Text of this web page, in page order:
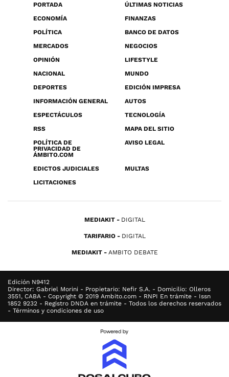
PORTADA
ÚLTIMAS NOTICIAS
ECONOMÍA
FINANZAS
POLÍTICA
BANCO DE DATOS
MERCADOS
NEGOCIOS
OPINIÓN
LIFESTYLE
NACIONAL
MUNDO
DEPORTES
EDICIÓN IMPRESA
INFORMACIÓN GENERAL
AUTOS
ESPECTÁCULOS
TECNOLOGÍA
RSS
MAPA DEL SITIO
POLÍTICA DE
PRIVACIDAD DE
ÁMBITO.COM
AVISO LEGAL
EDICTOS JUDICIALES
MULTAS
LICITACIONES
MEDIAKIT DIGITAL
TARIFARIO DIGITAL
MEDIAKIT AMBITO DEBATE
Edición N9412
Director: Gabriel Morini - Propietario: Nefir S.A. - Domicilio: Olleros
3551, CABA - Copyright © 2019 Ambito.com - RNPI En trámite - Issn
1852 9232 - Registro DNDA en trámite - Todos los derechos reservados
- Términos y condiciones de uso